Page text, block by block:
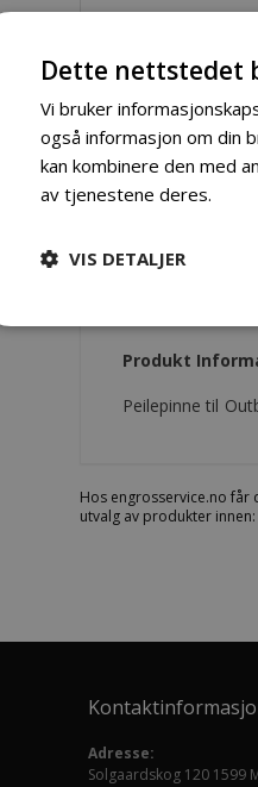
til
Produkt
Peilepinne til
Hos engrosservice.no får
utvalg av produkter
Adresse:
Solgaardskog 120 1599
Dette nettstedet
Vi bruker
også informasjon om din
kan kombinere den med
av tjenestene deres.
VIS DETALJER